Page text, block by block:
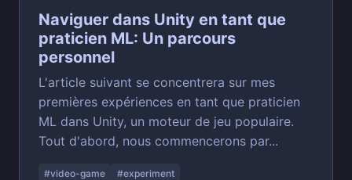
Naviguer dans Unity en tant que
praticien ML: Un parcours
personnel
L'article suivant se concentrera sur mes
premières expériences en tant que praticien
ML dans Unity, un moteur de jeu populaire.
Tout d'abord, nous commencerons par...
#video-game #experiment